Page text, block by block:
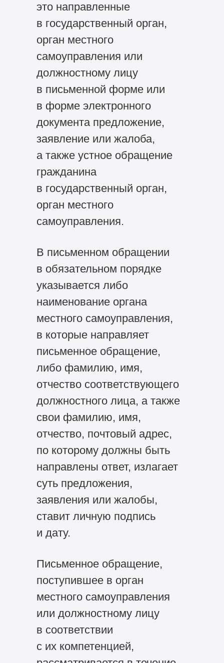
это направленные
в государственный орган,
орган местного
самоуправления или
должностному лицу
в письменной форме или
в форме электронного
документа предложение,
заявление или жалоба,
а также устное обращение
гражданина
в государственный орган,
орган местного
самоуправления.
В письменном обращении
в обязательном порядке
указывается либо
наименование органа
местного самоуправления,
в которые направляет
письменное обращение,
либо фамилию, имя,
отчество соответствующего
должностного лица, а также
свои фамилию, имя,
отчество, почтовый адрес,
по которому должны быть
направлены ответ, излагает
суть предложения,
заявления или жалобы,
ставит личную подпись
и дату.
Письменное обращение,
поступившее в орган
местного самоуправления
или должностному лицу
в соответствии
с их компетенцией,